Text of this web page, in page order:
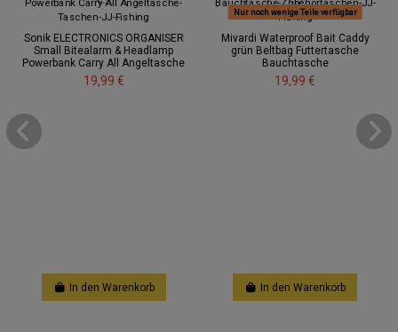
Sonik ELECTRONICS ORGANISER
Small Bitealarm & Headlamp
Powerbank Carry All Angeltasche
19,99 €
In den Warenkorb
Nur noch wenige Teile verfügbar
Mivardi Waterproof Bait Caddy
grün Beltbag Futtertasche
Bauchtasche
19,99 €
In den Warenkorb